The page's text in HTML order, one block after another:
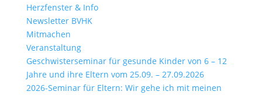
Herzfenster & Info
Newsletter BVHK
Mitmachen
Veranstaltung
Geschwisterseminar für gesunde Kinder von 6 – 12
Jahre und ihre Eltern vom 25.09. – 27.09.2026
2026-Seminar für Eltern: Wir gehe ich mit meinen